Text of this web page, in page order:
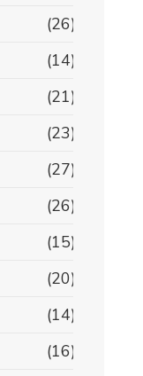
(26)
(14)
(21)
(23)
(27)
(26)
(15)
(20)
(14)
(16)